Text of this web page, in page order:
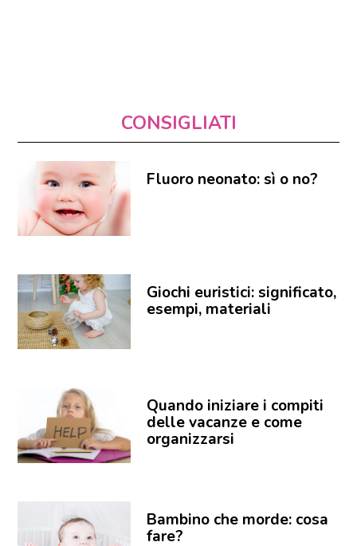
CONSIGLIATI
Fluoro neonato: sì o no?
Giochi euristici: significato,
esempi, materiali
Quando iniziare i compiti
delle vacanze e come
organizzarsi
Bambino che morde: cosa
fare?